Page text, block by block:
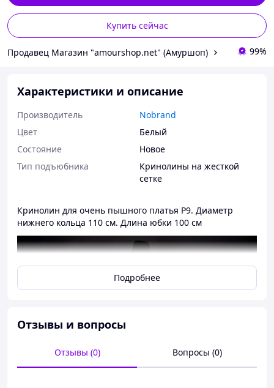
Купить сейчас
Продавец Магазин "amourshop.net" (Амуршоп) 99%
Характеристики и описание
Производитель
Nobrand
Цвет
Белый
Состояние
Новое
Тип подъюбника
Кринолины на жесткой
сетке
Кринолин для очень пышного платья Р9. Диаметр
нижнего кольца 110 см. Длина юбки 100 см
Подробнее
Отзывы и вопросы
Отзывы (0) Вопросы (0)